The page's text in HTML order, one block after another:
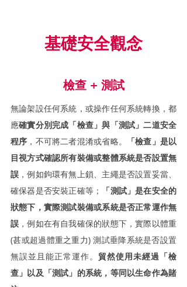
基礎安全觀念
檢查 + 測試
無論架設任何系統，或操作任何系統轉換，都
應確實分別完成「檢查」與「測試」二道安全
程序 ，不可將二者混淆或省略。
「檢查」是以
目視方式確認所有裝備或整體系統是否設置無
誤 ，例如鉤環有無上鎖、主繩是否設置妥當、
確保器是否安裝正確等；
「測試」是在安全的
狀態下，實際測試裝備或系統是否正常運作無
誤 ，例如在有自我確保的狀態下，實際以體重
(甚或超過體重之重力) 測試垂降系統是否設置
無誤並且能正常運作。 貿然使用未經過「檢
查」以及「測試」的系統，等同以生命作為賭